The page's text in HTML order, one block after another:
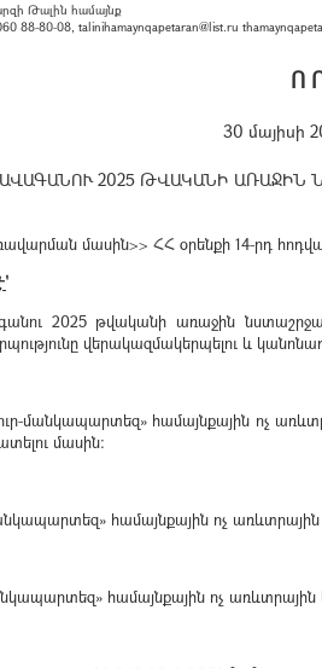
Թալին համայնք
80-08, talinihamaynqapetaran@list.ru
Ո
30 մայիսի
2025 ԹՎԱԿԱՆԻ ԱՌԱՋԻՆ
մասին>> ՀՀ օրենքի 14-րդ
2025 թվականի առաջին
վերակազմակերպելու և
մանկապարտեզ» համայնքային ոչ
մասին։
համայնքային ոչ
համայնքային ոչ առևտրային